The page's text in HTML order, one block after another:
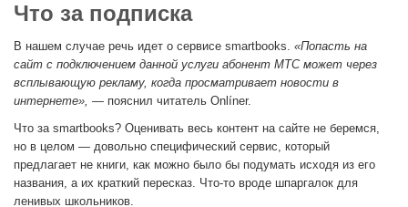
Что за подписка
В нашем случае речь идет о сервисе smartbooks. «Попасть на
сайт с подключением данной услуги абонент МТС может через
всплывающую рекламу, когда просматривает новости в
интернете», — пояснил читатель Onlíner.
Что за smartbooks? Оценивать весь контент на сайте не беремся,
но в целом — довольно специфический сервис, который
предлагает не книги, как можно было бы подумать исходя из его
названия, а их краткий пересказ. Что-то вроде шпаргалок для
ленивых школьников.